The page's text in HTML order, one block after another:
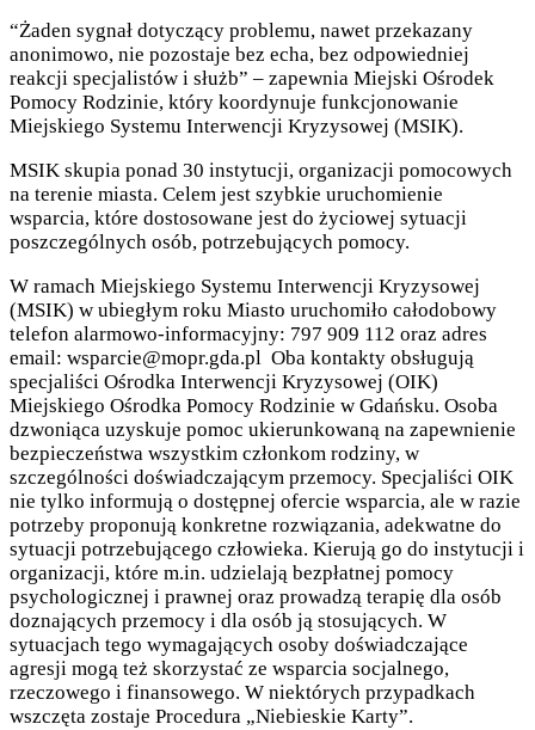
“Żaden sygnał dotyczący problemu, nawet przekazany
anonimowo, nie pozostaje bez echa, bez odpowiedniej
reakcji specjalistów i służb” – zapewnia Miejski Ośrodek
Pomocy Rodzinie, który koordynuje funkcjonowanie
Miejskiego Systemu Interwencji Kryzysowej (MSIK).
MSIK skupia ponad 30 instytucji, organizacji pomocowych
na terenie miasta. Celem jest szybkie uruchomienie
wsparcia, które dostosowane jest do życiowej sytuacji
poszczególnych osób, potrzebujących pomocy.
W ramach Miejskiego Systemu Interwencji Kryzysowej
(MSIK) w ubiegłym roku Miasto uruchomiło całodobowy
telefon alarmowo-informacyjny: 797 909 112 oraz adres
email: wsparcie@mopr.gda.pl Oba kontakty obsługują
specjaliści Ośrodka Interwencji Kryzysowej (OIK)
Miejskiego Ośrodka Pomocy Rodzinie w Gdańsku. Osoba
dzwoniąca uzyskuje pomoc ukierunkowaną na zapewnienie
bezpieczeństwa wszystkim członkom rodziny, w
szczególności doświadczającym przemocy. Specjaliści OIK
nie tylko informują o dostępnej ofercie wsparcia, ale w razie
potrzeby proponują konkretne rozwiązania, adekwatne do
sytuacji potrzebującego człowieka. Kierują go do instytucji i
organizacji, które m.in. udzielają bezpłatnej pomocy
psychologicznej i prawnej oraz prowadzą terapię dla osób
doznających przemocy i dla osób ją stosujących. W
sytuacjach tego wymagających osoby doświadczające
agresji mogą też skorzystać ze wsparcia socjalnego,
rzeczowego i finansowego. W niektórych przypadkach
wszczęta zostaje Procedura „Niebieskie Karty”.